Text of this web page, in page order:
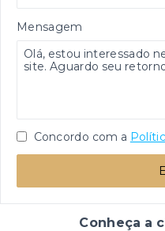
Mensagem
Concordo com a
Conheça a